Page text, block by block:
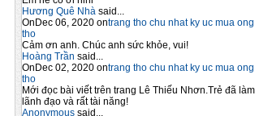
Hương Quê Nhà said...
OnDec 06, 2020 ontrang tho chu nhat ky uc mua ong
tho
Cảm ơn anh. Chúc anh sức khỏe, vui!
Hoàng Trần said...
OnDec 02, 2020 ontrang tho chu nhat ky uc mua ong
tho
Mới đọc bài viết trên trang Lê Thiếu Nhơn.Trẻ đã làm
lãnh đạo và rất tài năng!
Anonymous said...